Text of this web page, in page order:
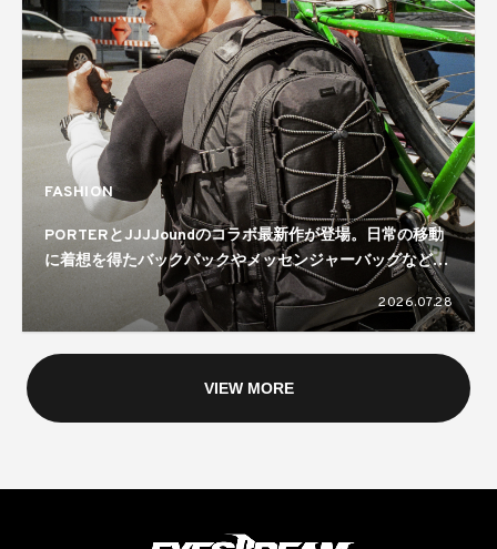
FASHION
PORTERとJJJJoundのコラボ最新作が登場。日常の移動
に着想を得たバックパックやメッセンジャーバッグなどを
ラインナップ
2026.07.28
VIEW MORE